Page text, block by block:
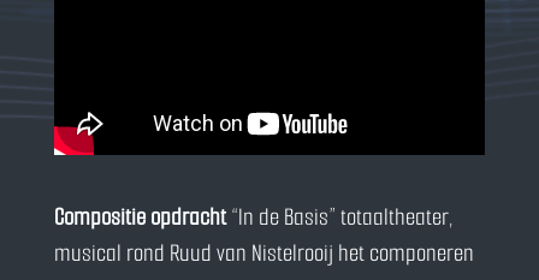
Compositie opdracht“In de Basis” totaaltheater,
musical rond Ruud van Nistelrooij het componeren